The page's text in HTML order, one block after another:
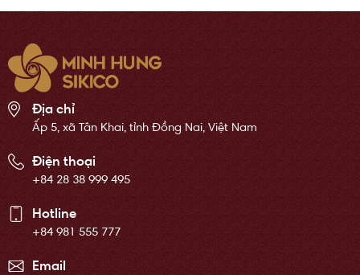
Địa chỉ
Ấp 5, xã Tân Khai, tỉnh Đồng Nai, Việt Nam
Điện thoại
+84 28 38 999 495
Hotline
+84 981 555 777
Email